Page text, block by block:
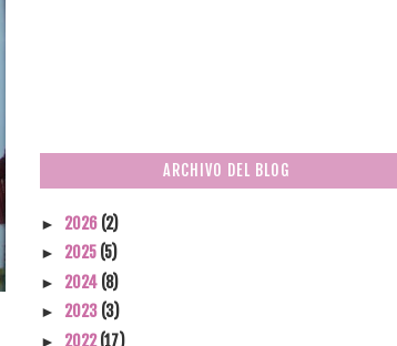
ARCHIVO DEL BLOG
► 2026 (2)
► 2025 (5)
► 2024 (8)
► 2023 (3)
► 2022(17)